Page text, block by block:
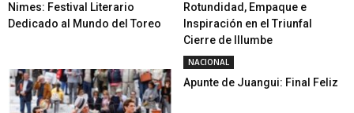
Nimes: Festival Literario
Dedicado al Mundo del Toreo
Rotundidad, Empaque e
Inspiración en el Triunfal
Cierre de Illumbe
NACIONAL
Apunte de Juangui: Final Feliz